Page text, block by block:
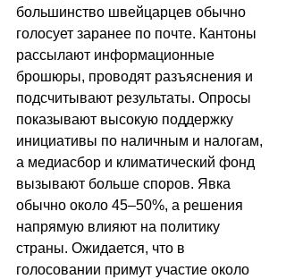
большинство швейцарцев обычно
голосует заранее по почте. Кантоны
рассылают информационные
брошюры, проводят разъяснения и
подсчитывают результаты. Опросы
показывают высокую поддержку
инициативы по наличным и налогам,
а медиасбор и климатический фонд
вызывают больше споров. Явка
обычно около 45–50%, а решения
напрямую влияют на политику
страны. Ожидается, что в
голосовании примут участие около